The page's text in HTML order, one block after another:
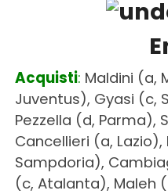
Acquisti: Maldini (a,
Juventus), Gyasi (c,
Pezzella (d, Parma),
Cancellieri (a, Lazio),
Sampdoria),
(c, Atalanta), Maleh